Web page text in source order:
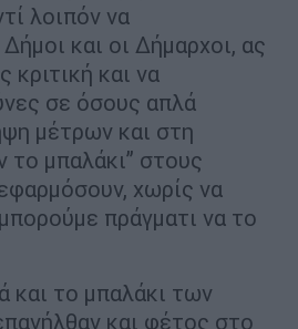
λοιπόν να
και οι Δήμαρχοι, ας
κριτική και να
σε όσους απλά
μέτρων και στη
το μπαλάκι” στους
χωρίς να
πράγματι να το
και το μπαλάκι των
και φέτος στο